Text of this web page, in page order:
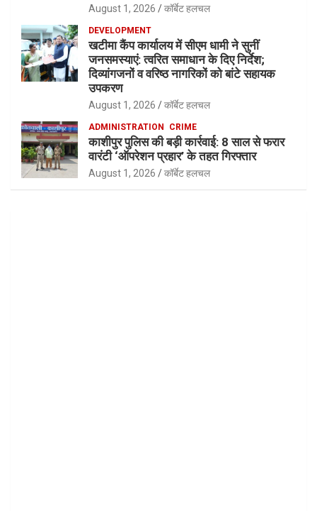
August 1, 2026 कॉर्बेट हलचल
DEVELOPMENT
खटीमा कैंप कार्यालय में सीएम धामी ने सुनीं
जनसमस्याएं: त्वरित समाधान के दिए निर्देश;
दिव्यांगजनों व वरिष्ठ नागरिकों को बांटे सहायक
उपकरण
August 1, 2026 कॉर्बेट हलचल
ADMINISTRATION CRIME
काशीपुर पुलिस की बड़ी कार्रवाई: 8 साल से फरार
वारंटी ‘ऑपरेशन प्रहार’ के तहत गिरफ्तार
August 1, 2026 कॉर्बेट हलचल